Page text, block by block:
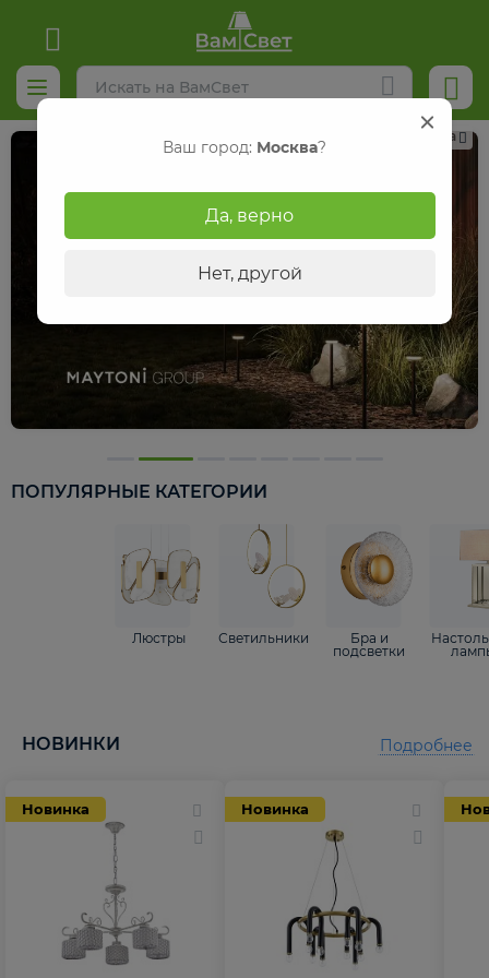
Реклама
ПОПУЛЯРНЫЕ КАТЕГОРИИ
Люстры Светильники
Бра и
подсветки
НОВИНКИ
Новинка Новинка
Подробнее
Ваш город: Москва?
Да, верно
Нет, другой